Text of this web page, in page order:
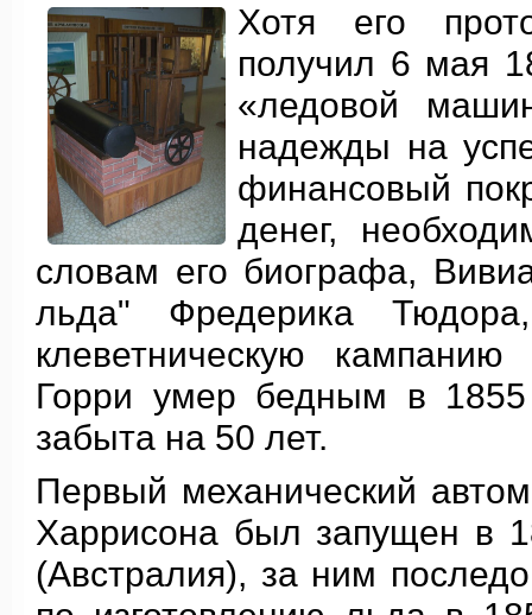
Хотя его
получил 6 мая
«ледовой
надежды на
финансовый
денег,
словам его биографа,
льда" Фредерика
клеветническую
Горри умер бедным в
забыта на 50 лет.
Первый механический
Харрисона был запущен в
(Австралия), за ним